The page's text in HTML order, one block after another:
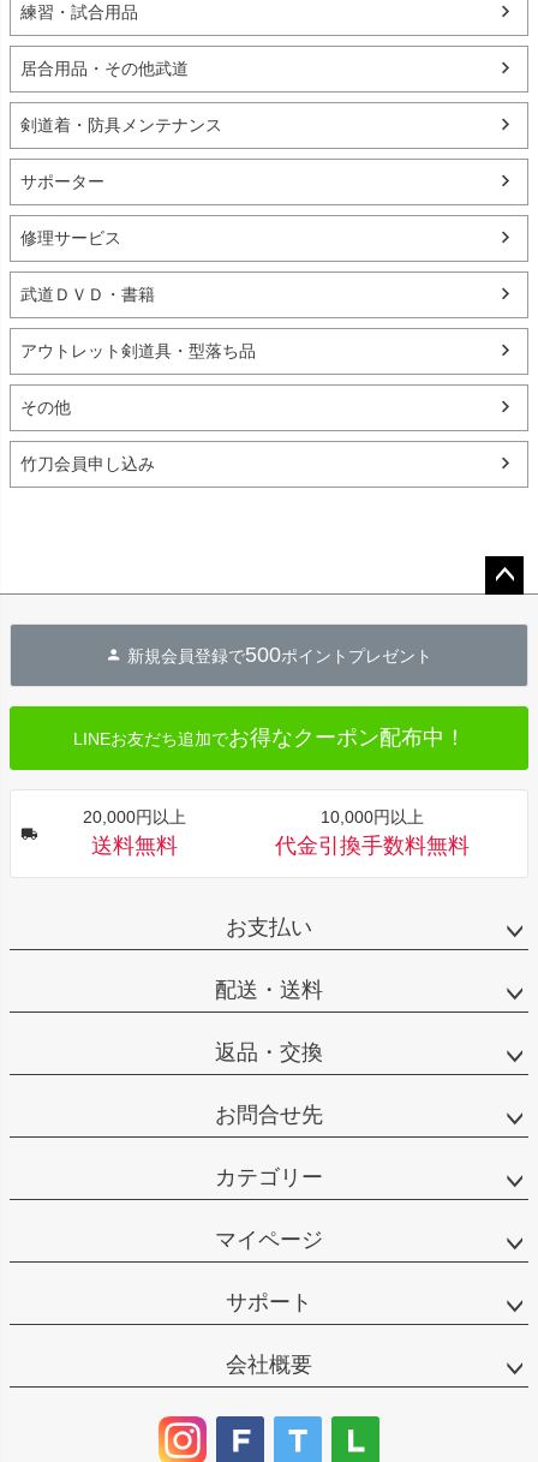
練習・試合用品
居合用品・その他武道
剣道着・防具メンテナンス
サポーター
修理サービス
武道ＤＶＤ・書籍
アウトレット剣道具・型落ち品
その他
竹刀会員申し込み
へ
新規会員登録で500ポイントプレゼント
LINEお友だち追加でお得なクーポン配布中！
20,000円以上
送料無料
10,000円以上
代金引換手数料無料
お支払い
配送・送料
返品・交換
お問合せ先
カテゴリー
マイページ
サポート
会社概要